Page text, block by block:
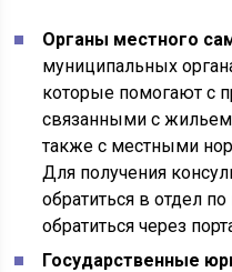
Органы местного
муниципальных
которые помогают с
связанными с
также с местными
Для получения
обратиться в отдел
обратиться через
Государственные